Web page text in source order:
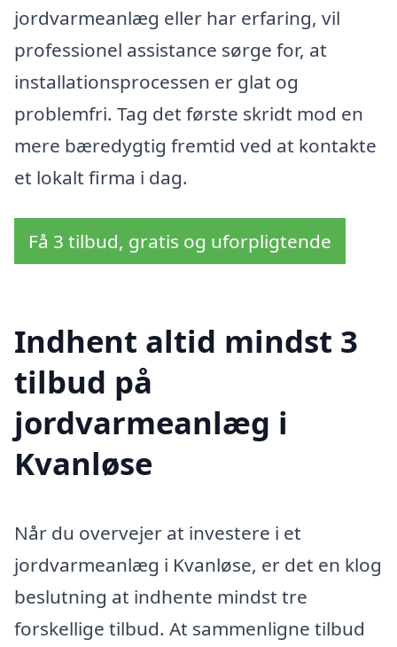
jordvarmeanlæg eller har erfaring, vil
professionel assistance sørge for, at
installationsprocessen er glat og
problemfri. Tag det første skridt mod en
mere bæredygtig fremtid ved at kontakte
et lokalt firma i dag.
Få 3 tilbud, gratis og uforpligtende
Indhent altid mindst 3
tilbud på
jordvarmeanlæg i
Kvanløse
Når du overvejer at investere i et
jordvarmeanlæg i Kvanløse, er det en klog
beslutning at indhente mindst tre
forskellige tilbud. At sammenligne tilbud